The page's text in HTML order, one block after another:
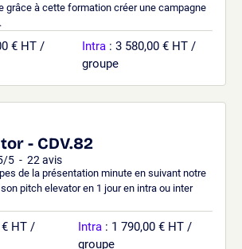
grâce à cette formation créer une campagne
€ HT /
Intra : 3 580,00 € HT /
groupe
- CDV.82
/5 - 22 avis
de la présentation minute en suivant notre
pitch elevator en 1 jour en intra ou inter
€ HT /
Intra : 1 790,00 € HT /
groupe